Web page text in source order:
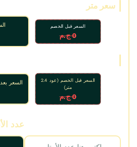
سعر متر
السعر قبل الخصم
0 ج.م
السعر قبل الخصم (عود 2.4
متر)
0 ج.م
السعر بعد
عدد